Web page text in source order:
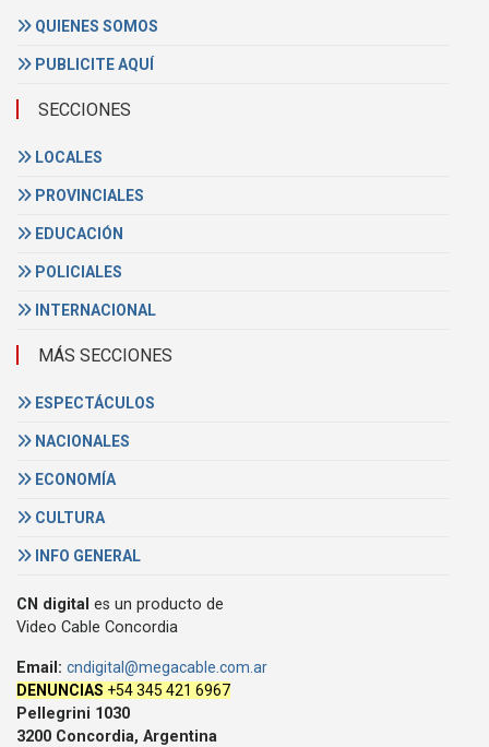
QUIENES SOMOS
PUBLICITE AQUÍ
SECCIONES
LOCALES
PROVINCIALES
EDUCACIÓN
POLICIALES
INTERNACIONAL
MÁS SECCIONES
ESPECTÁCULOS
NACIONALES
ECONOMÍA
CULTURA
INFO GENERAL
CN digital es un producto de
Video Cable Concordia
Email: cndigital@megacable.com.ar
DENUNCIAS +54 345 421 6967
Pellegrini 1030
3200 Concordia, Argentina